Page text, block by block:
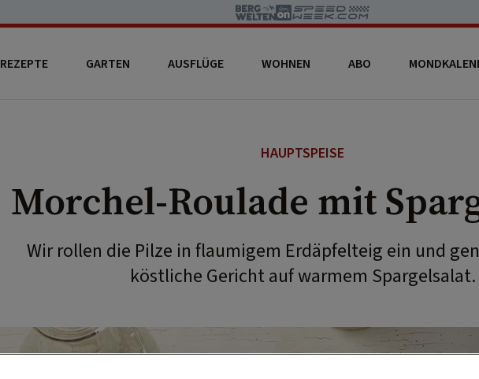
REZEPTE GARTEN AUSFLÜGE WOHNEN ABO
HAUPTSPEISE
Morchel-Roulade mit
Wir rollen die Pilze in flaumigem Erdäpfelteig ein und
köstliche Gericht auf warmem Spargelsalat.